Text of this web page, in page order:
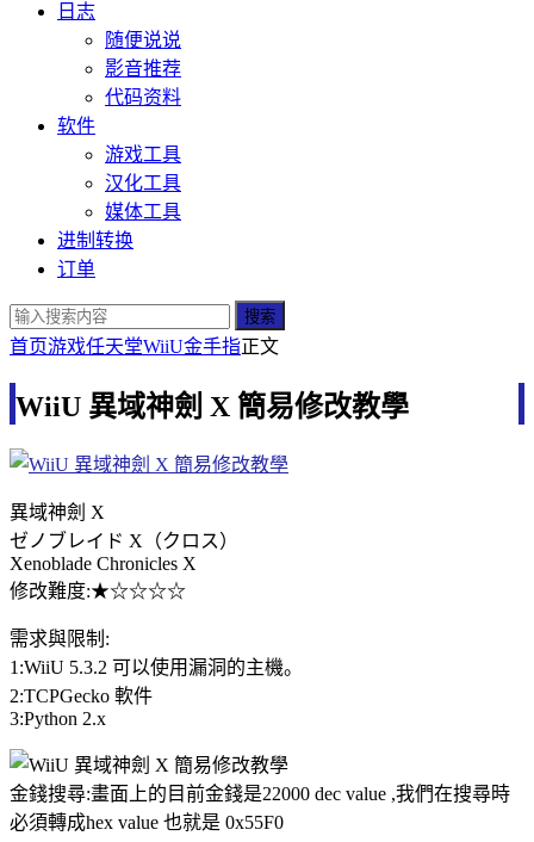
日志
随便说说
影音推荐
代码资料
软件
游戏工具
汉化工具
媒体工具
进制转换
订单
搜索
首页游戏任天堂WiiU金手指正文
WiiU 異域神劍 X 簡易修改教學
異域神劍 X
ゼノブレイド X（クロス）
Xenoblade Chronicles X
修改難度:★☆☆☆☆
需求與限制:
1:WiiU 5.3.2 可以使用漏洞的主機。
2:TCPGecko 軟件
3:Python 2.x
金錢搜尋:畫面上的目前金錢是22000 dec value ,我們在搜尋時
必須轉成hex value 也就是 0x55F0